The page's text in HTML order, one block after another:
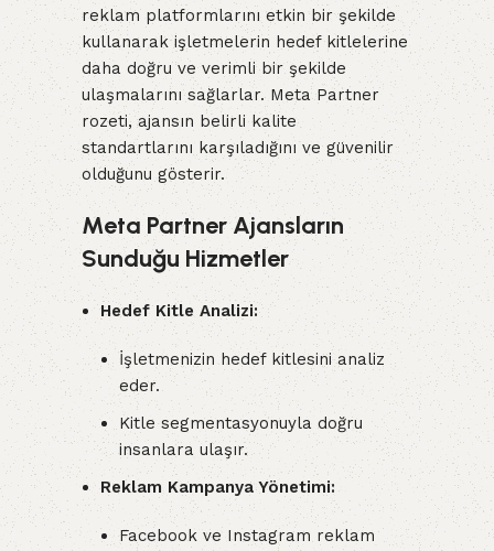
reklam platformlarını etkin bir şekilde
kullanarak işletmelerin hedef kitlelerine
daha doğru ve verimli bir şekilde
ulaşmalarını sağlarlar. Meta Partner
rozeti, ajansın belirli kalite
standartlarını karşıladığını ve güvenilir
olduğunu gösterir.
Meta Partner Ajansların
Sunduğu Hizmetler
Hedef Kitle Analizi:
İşletmenizin hedef kitlesini analiz
eder.
Kitle segmentasyonuyla doğru
insanlara ulaşır.
Reklam Kampanya Yönetimi:
Facebook ve Instagram reklam